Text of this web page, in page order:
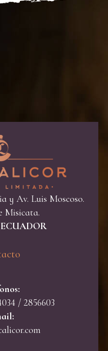
y Av. Luis Moscoso.
Misicata.
/ 2856603